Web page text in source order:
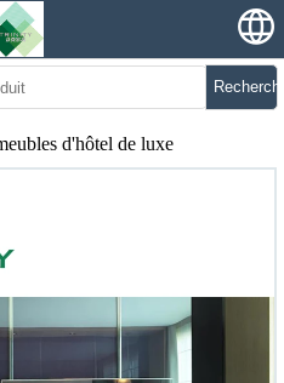
d'hôtel de luxe